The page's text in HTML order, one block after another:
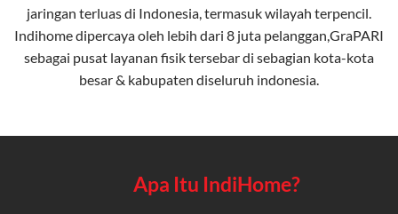
jaringan terluas di Indonesia, termasuk wilayah terpencil.
Indihome dipercaya oleh lebih dari 8 juta pelanggan,GraPARI
sebagai pusat layanan fisik tersebar di sebagian kota-kota
besar & kabupaten diseluruh indonesia.
Apa Itu IndiHome?